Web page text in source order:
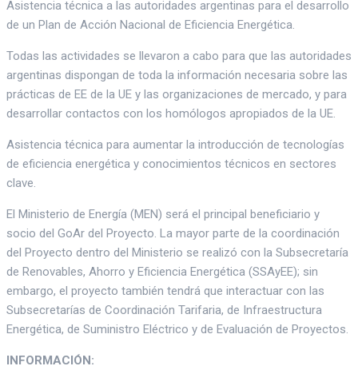
Asistencia técnica a las autoridades argentinas para el desarrollo
de un Plan de Acción Nacional de Eficiencia Energética.
Todas las actividades se llevaron a cabo para que las autoridades
argentinas dispongan de toda la información necesaria sobre las
prácticas de EE de la UE y las organizaciones de mercado, y para
desarrollar contactos con los homólogos apropiados de la UE.
Asistencia técnica para aumentar la introducción de tecnologías
de eficiencia energética y conocimientos técnicos en sectores
clave.
El Ministerio de Energía (MEN) será el principal beneficiario y
socio del GoAr del Proyecto. La mayor parte de la coordinación
del Proyecto dentro del Ministerio se realizó con la Subsecretaría
de Renovables, Ahorro y Eficiencia Energética (SSAyEE); sin
embargo, el proyecto también tendrá que interactuar con las
Subsecretarías de Coordinación Tarifaria, de Infraestructura
Energética, de Suministro Eléctrico y de Evaluación de Proyectos.
INFORMACIÓN: